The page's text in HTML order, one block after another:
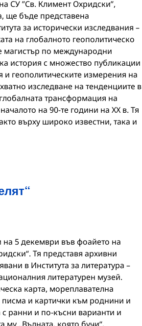
СУ ”Св. Климент Охридски”,
ще бъде представена
за исторически изследвания –
на глобалното геополитическо
магистър по международни
история с множество публикации
геополитическите измерения на
изследване на тенденциите в
трансформация на
на 90-те години на ХХ в. Тя
върху широко известни, така и
на 5 декември във фоайето на
Тя представя архивни
в Института за литература –
литературен музей.
карта, мореплавателна
и картички към роднини и
ранни и по-късни варианти и